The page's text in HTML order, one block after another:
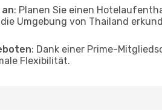
: Planen Sie einen
Umgebung von Thailand
: Dank einer Prime-
Flexibilität.